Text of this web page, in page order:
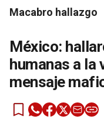
Macabro hallazgo
México:
humanas a la
mensaje